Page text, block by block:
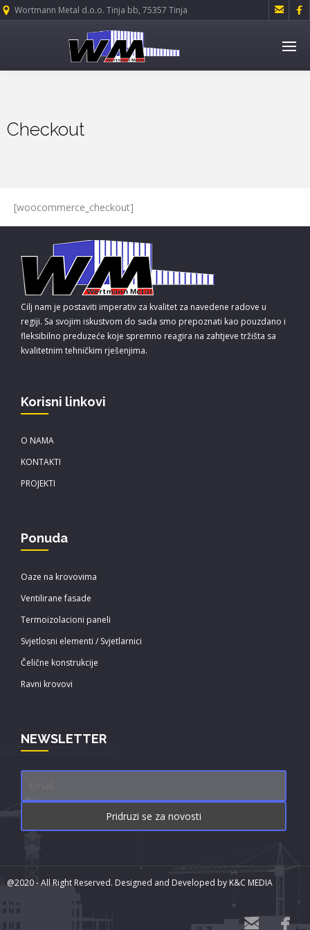
Wortmann Metal d.o.o. Tinja bb, 75357 Tinja  
Checkout
[woocommerce_checkout]
Cilj nam je postaviti imperativ za kvalitet za navedene radove u
regiji. Sa svojim iskustvom do sada smo prepoznati kao pouzdano i
fleksibilno preduzeće koje spremno reagira na zahtjeve tržišta sa
kvalitetnim tehničkim rješenjima.
Korisni linkovi
O NAMA
KONTAKTI
PROJEKTI
Ponuda
Oaze na krovovima
Ventilirane fasade
Termoizolacioni paneli
Svjetlosni elementi / Svjetlarnici
Čelične konstrukcije
Ravni krovovi
NEWSLETTER
@2020 - All Right Reserved. Designed and Developed by K&C MEDIA
 